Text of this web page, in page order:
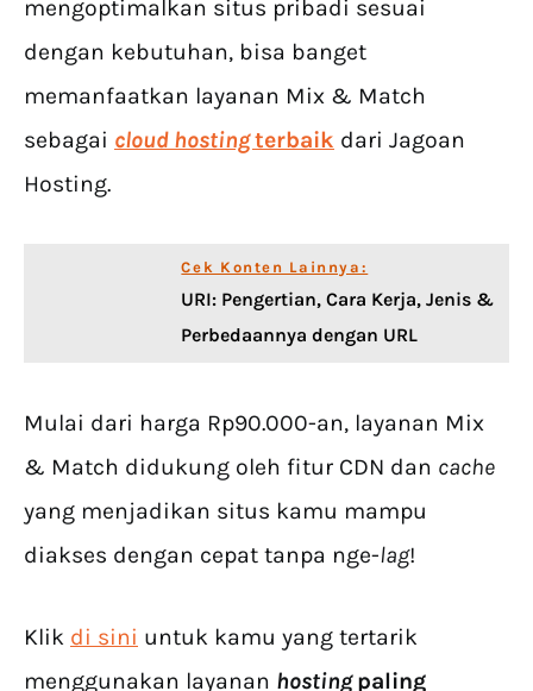
mengoptimalkan situs pribadi sesuai
dengan kebutuhan, bisa banget
memanfaatkan layanan Mix & Match
sebagai cloud hostingterbaik dari Jagoan
Hosting.
Cek Konten Lainnya:
URI: Pengertian, Cara Kerja, Jenis &
Perbedaannya dengan URL
Mulai dari harga Rp90.000-an, layanan Mix
& Match didukung oleh fitur CDN dan cache
yang menjadikan situs kamu mampu
diakses dengan cepat tanpa nge-lag!
Klik di sini untuk kamu yang tertarik
menggunakan layanan hostingpaling